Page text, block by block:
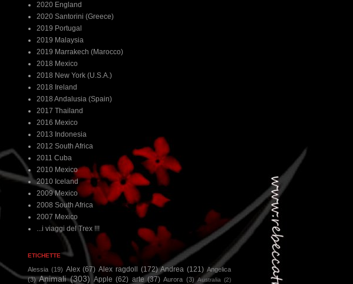
2020 England
2020 Santorini (Greece)
2019 Portugal
2019 Malaysia
2019 Marrakech (Marocco)
2018 Mexico
2018 New York (U.S.A.)
2018 Ireland
2018 Andalusia (Spain)
2017 Thailand
2016 Mexico
2013 Indonesia
2012 South Africa
2011 Cuba
2010 Mexico
2010 Iceland
2009 Mexico
2008 South Africa
2007 Mexico
...i viaggi del Trex !!!
ETICHETTE
Alessia (19) Alex (67) Alex ragdoll (172) Andrea (121) Angelica
(3) Animali (303) Apple (62) arte (37) Aurora (3) Australia (2)